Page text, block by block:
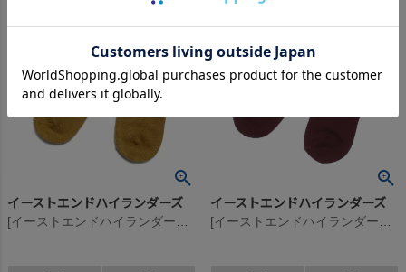
イーストエンドハイランダーズ イーストエンドハイランダーズ